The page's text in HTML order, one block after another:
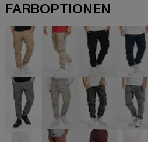
FARBOPTIONEN
beige beige schwarzblau
grau grau